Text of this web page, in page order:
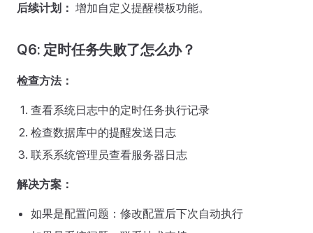
后续计划： 增加自定义提醒模板功能。
Q6: 定时任务失败了怎么办？
检查方法：
查看系统日志中的定时任务执行记录
检查数据库中的提醒发送日志
联系系统管理员查看服务器日志
解决方案：
如果是配置问题：修改配置后下次自动执行